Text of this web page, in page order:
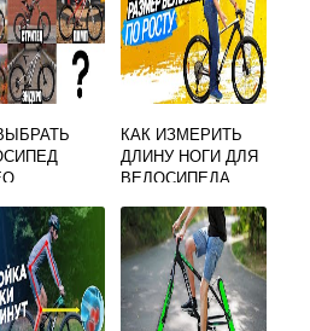
КАК ИЗМЕРИТЬ
ДЛИНУ НОГИ ДЛЯ
ВЕЛОСИПЕДА